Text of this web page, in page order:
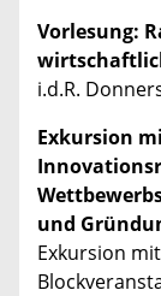
Vorlesung:
i.d.R.
Exkursion
und
Exkursion